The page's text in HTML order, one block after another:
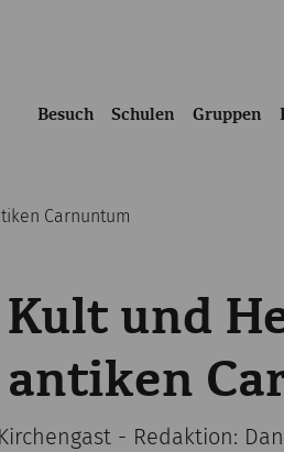
Besuch Schulen Gruppen
Carnuntum
und
- Redaktion: